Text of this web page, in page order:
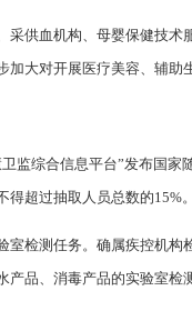
采供血机构、母婴保健技
加大对开展医疗美容、辅
卫监综合信息平台”发布国
得超过抽取人员总数的15%
室检测任务。确属疾控机
产品、消毒产品的实验室检